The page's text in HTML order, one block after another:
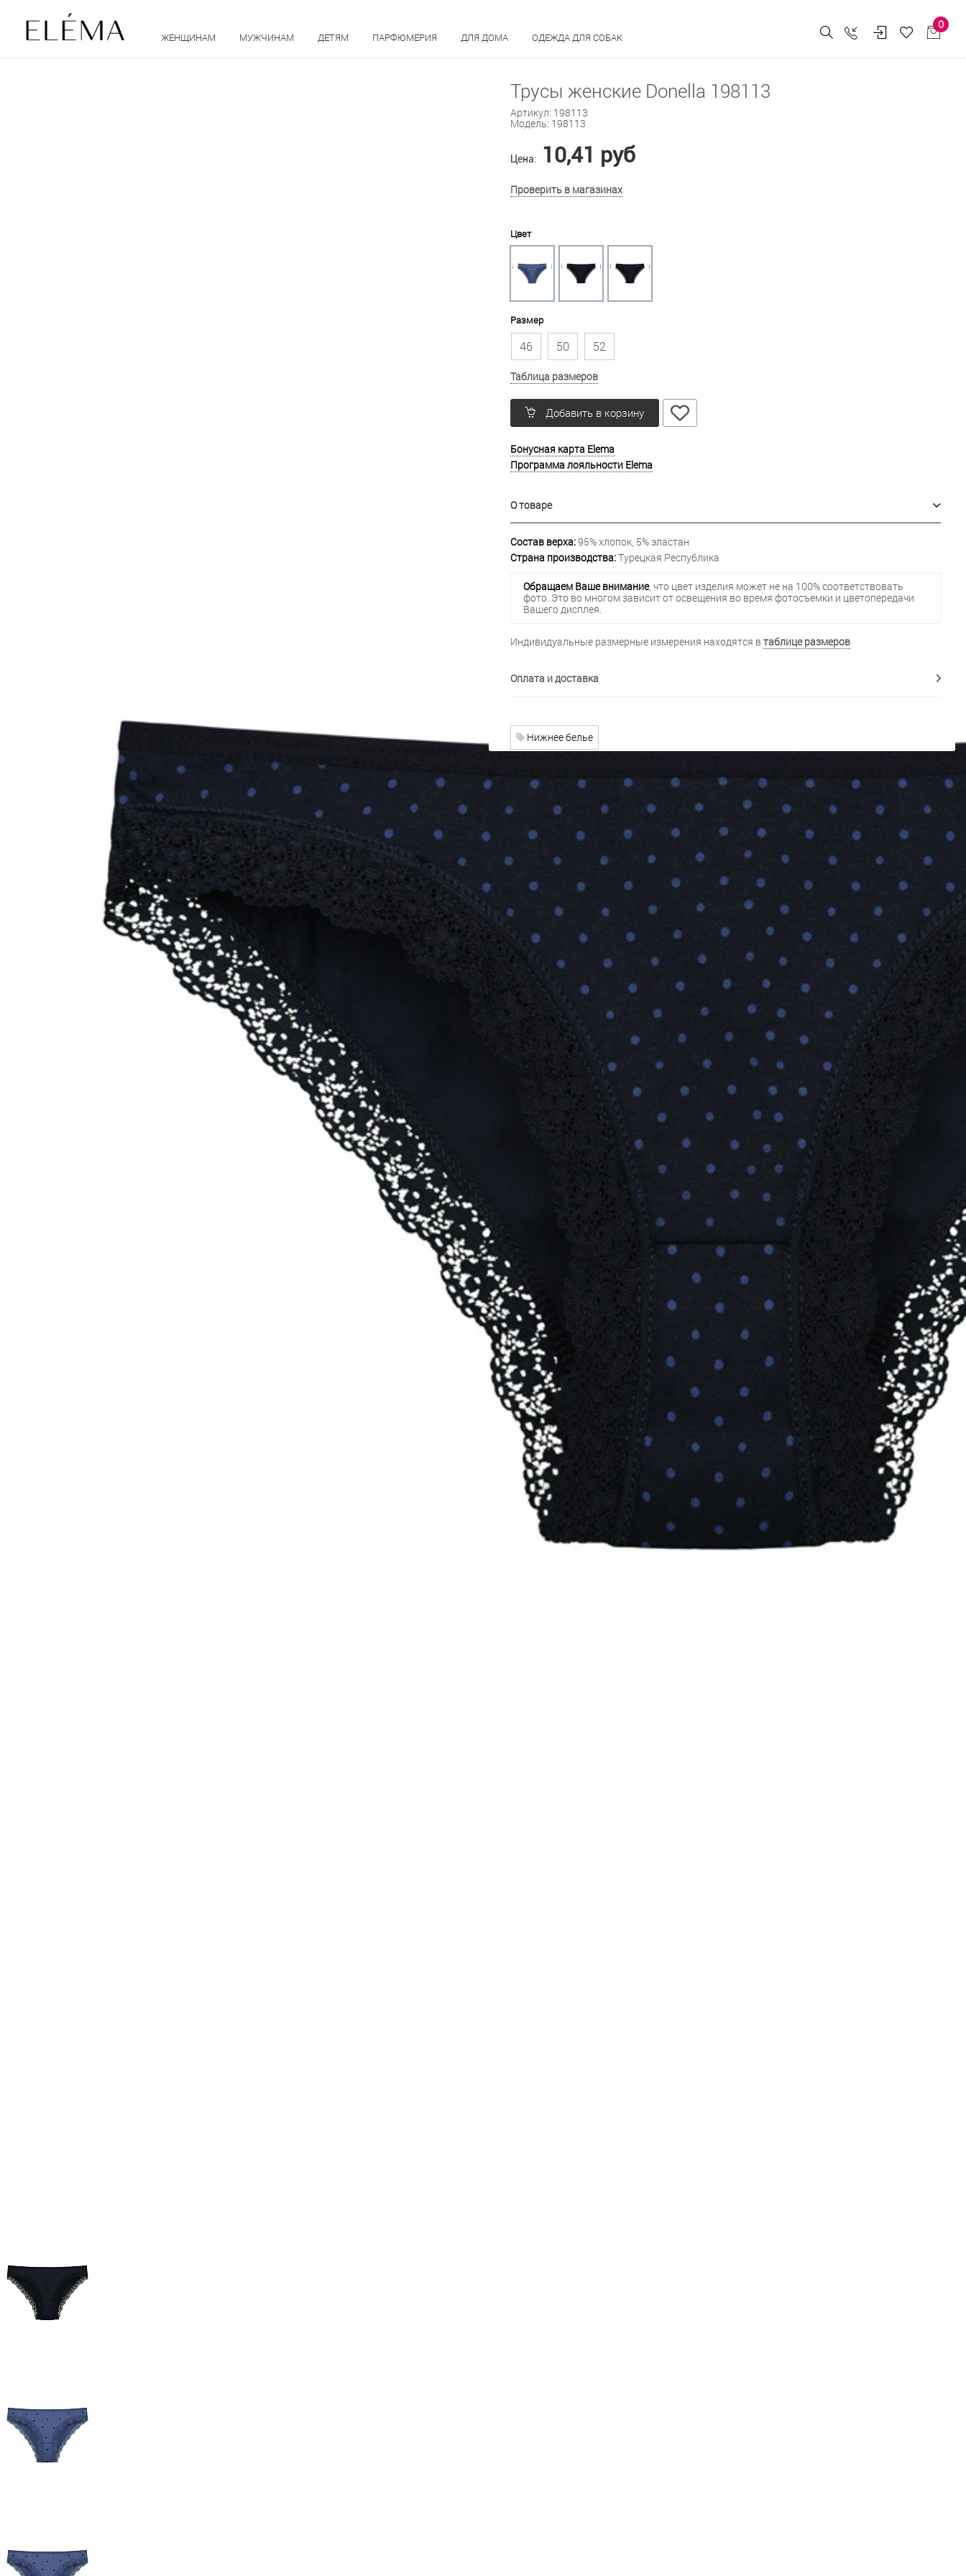
ЖЕНЩИНАМ МУЖЧИНАМ ДЕТЯМ ПАРФЮМЕРИЯ ДЛЯ ДОМА ОДЕЖДА ДЛЯ СОБАК
0
Трусы женские Donella 198113
Артикул: 198113
Модель: 198113
Цена: 10,41 руб
Проверить в магазинах
Цвет
Размер
46 50 52
Таблица размеров
Добавить в корзину
Бонусная карта Elema
Программа лояльности Elema
О товаре
Состав верха:95% хлопок, 5% эластан
Страна производства:Турецкая Республика
Обращаем Ваше внимание, что цвет изделия может не на 100% соответствовать
фото. Это во многом зависит от освещения во время фотосъемки и цветопередачи
Вашего дисплея.
Индивидуальные размерные измерения находятся в таблице размеров
Оплата и доставка
Нижнее белье